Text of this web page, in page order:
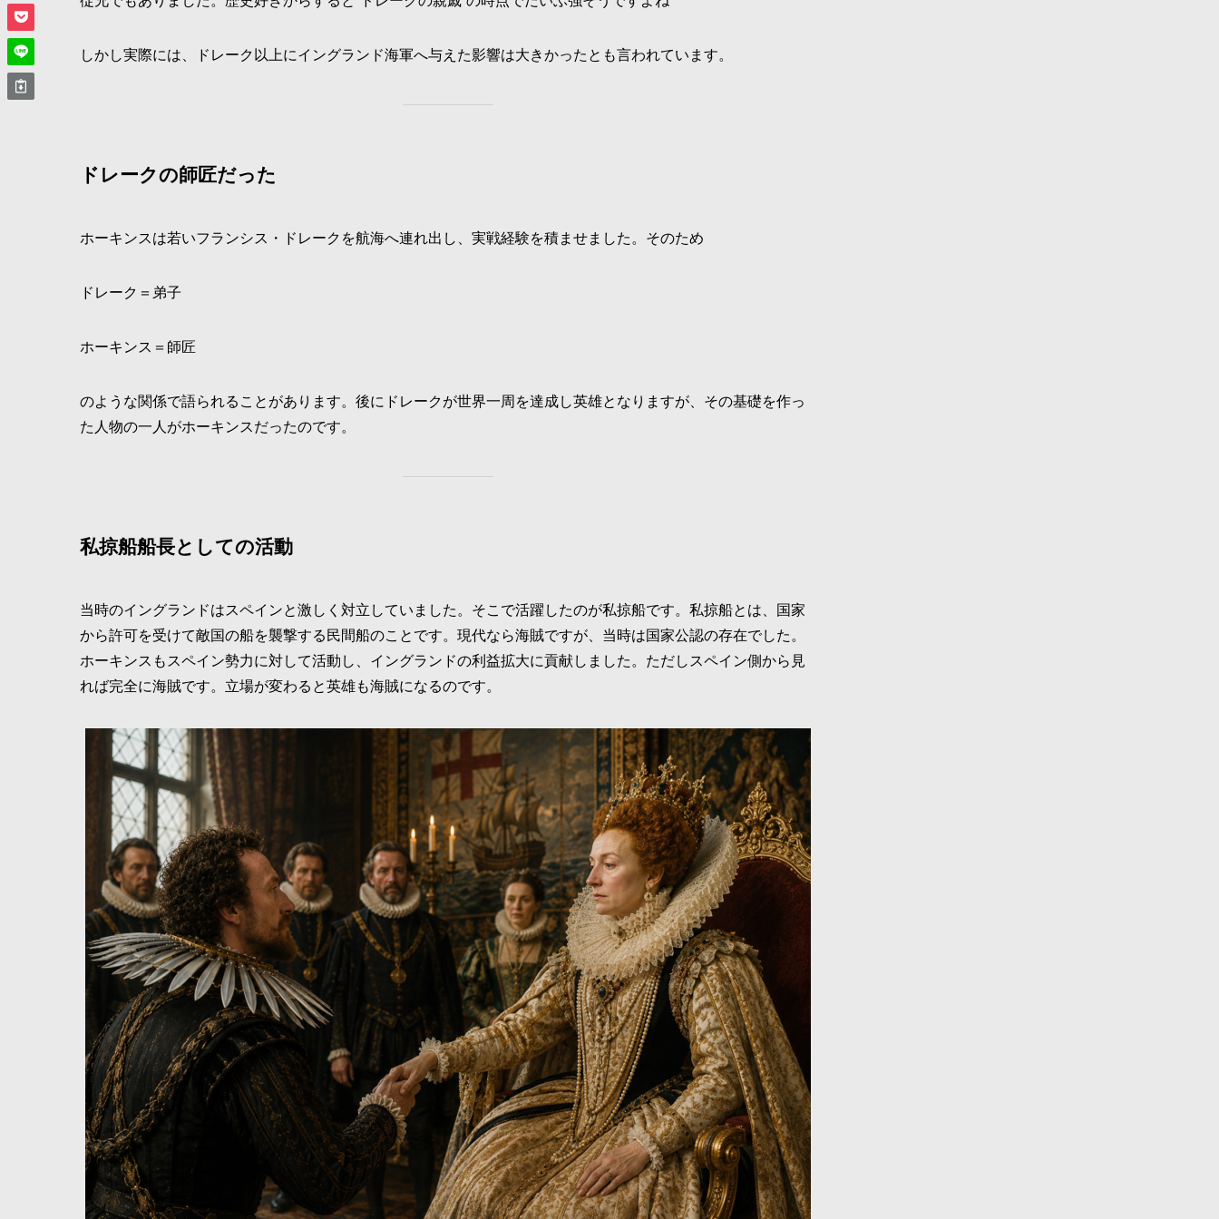
しかし実際には、ドレーク以上にイングランド海軍へ与えた影響は大きかったとも言われています。
ドレークの師匠だった
ホーキンスは若いフランシス・ドレークを航海へ連れ出し、実戦経験を積ませました。そのため
ドレーク＝弟子
ホーキンス＝師匠
のような関係で語られることがあります。後にドレークが世界一周を達成し英雄となりますが、その基礎を作っ
た人物の一人がホーキンスだったのです。
私掠船船長としての活動
当時のイングランドはスペインと激しく対立していました。そこで活躍したのが私掠船です。私掠船とは、国家
から許可を受けて敵国の船を襲撃する民間船のことです。現代なら海賊ですが、当時は国家公認の存在でした。
ホーキンスもスペイン勢力に対して活動し、イングランドの利益拡大に貢献しました。ただしスペイン側から見
れば完全に海賊です。立場が変わると英雄も海賊になるのです。